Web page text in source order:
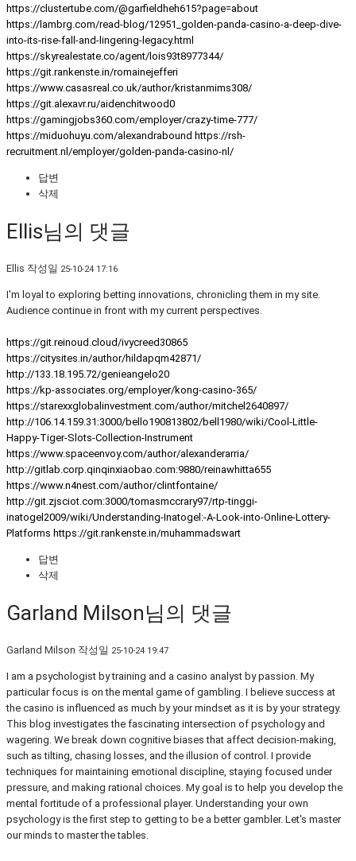
https://clustertube.com/@garfieldheh615?page=about
https://lambrg.com/read-blog/12951_golden-panda-casino-a-deep-dive-
into-its-rise-fall-and-lingering-legacy.html
https://skyrealestate.co/agent/lois93t8977344/
https://git.rankenste.in/romainejefferi
https://www.casasreal.co.uk/author/kristanmims308/
https://git.alexavr.ru/aidenchitwood0
https://gamingjobs360.com/employer/crazy-time-777/
https://miduohuyu.com/alexandrabound https://rsh-
recruitment.nl/employer/golden-panda-casino-nl/
답변
삭제
Ellis님의 댓글
Ellis 작성일 25-10-24 17:16
I'm loyal to exploring betting innovations, chronicling them in my site.
Audience continue in front with my current perspectives.
https://git.reinoud.cloud/ivycreed30865
https://citysites.in/author/hildapqm42871/
http://133.18.195.72/genieangelo20
https://kp-associates.org/employer/kong-casino-365/
https://starexxglobalinvestment.com/author/mitchel2640897/
http://106.14.159.31:3000/bello190813802/bell1980/wiki/Cool-Little-
Happy-Tiger-Slots-Collection-Instrument
https://www.spaceenvoy.com/author/alexanderarria/
http://gitlab.corp.qinqinxiaobao.com:9880/reinawhitta655
https://www.n4nest.com/author/clintfontaine/
http://git.zjsciot.com:3000/tomasmccrary97/rtp-tinggi-
inatogel2009/wiki/Understanding-Inatogel:-A-Look-into-Online-Lottery-
Platforms https://git.rankenste.in/muhammadswart
답변
삭제
Garland Milson님의 댓글
Garland Milson 작성일 25-10-24 19:47
I am a psychologist by training and a casino analyst by passion. My
particular focus is on the mental game of gambling. I believe success at
the casino is influenced as much by your mindset as it is by your strategy.
This blog investigates the fascinating intersection of psychology and
wagering. We break down cognitive biases that affect decision-making,
such as tilting, chasing losses, and the illusion of control. I provide
techniques for maintaining emotional discipline, staying focused under
pressure, and making rational choices. My goal is to help you develop the
mental fortitude of a professional player. Understanding your own
psychology is the first step to getting to be a better gambler. Let's master
our minds to master the tables.